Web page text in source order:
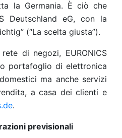
la Germania. È ciò che
Deutschland eG, con la
(“La scelta giusta”).
di negozi, EURONICS
portafoglio di elettronica
ma anche servizi
a casa dei clienti e
.
previsionali